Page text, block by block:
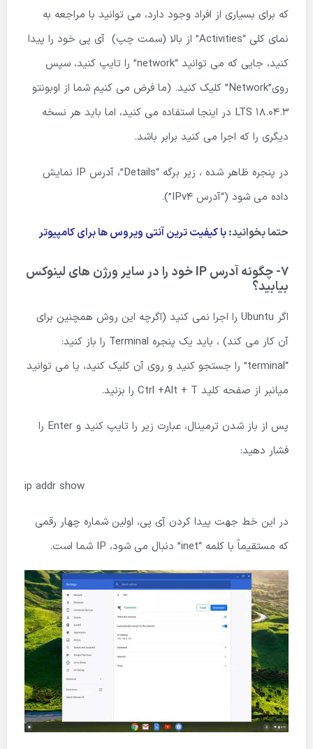
که برای بسیاری از افراد وجود دارد، می توانید با مراجعه به
نمای کلی “Activities” از بالا (سمت چپ) آی پی خود را پیدا
کنید، جایی که می توانید “network” را تایپ کنید، سپس
روی”Network” کلیک کنید. (ما فرض می کنیم شما از اوبونتو
18.04.3 LTS در اینجا استفاده می کنید، اما باید هر نسخه
دیگری را که اجرا می کنید برابر باشد.
در پنجره ظاهر شده ، زیر برگه “Details”، آدرس IP نمایش
داده می شود (“آدرس IPv4”).
حتما بخوانید:با کیفیت ترین آنتی ویروس ها برای کامپیوتر
7- چگونه آدرس IP خود را در سایر ورژن های لینوکس
بیابید؟
اگر Ubuntu را اجرا نمی کنید (اگرچه این روش همچنین برای
آن کار می کند) ، باید یک پنجره Terminal را باز کنید:
“terminal” را جستجو کنید و روی آن کلیک کنید، یا می توانید
میانبر از صفحه کلید Ctrl +Alt + T را بزنید.
پس از باز شدن ترمینال، عبارت زیر را تایپ کنید و Enter را
فشار دهید:
ip addr show
در این خط جهت پیدا کردن آِی پی، اولین شماره چهار رقمی
که مستقیماً با کلمه “inet” دنبال می شود، IP شما است.